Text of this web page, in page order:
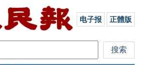
电子报 正體版